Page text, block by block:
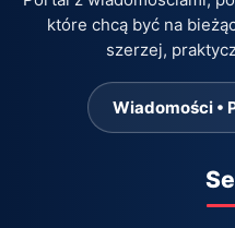
które chcą być na
szerzej,
Wiadomości •